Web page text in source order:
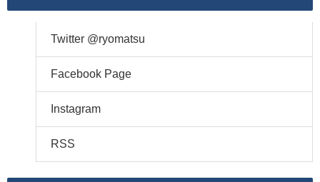
Twitter @ryomatsu
Facebook Page
Instagram
RSS